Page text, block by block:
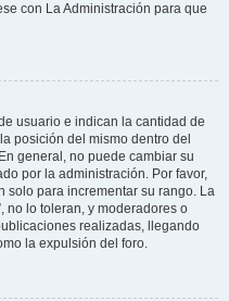
con La Administración para que
usuario e indican la cantidad de
posición del mismo dentro del
general, no puede cambiar su
por la administración. Por favor,
solo para incrementar su rango. La
no lo toleran, y moderadores o
realizadas, llegando
la expulsión del foro.